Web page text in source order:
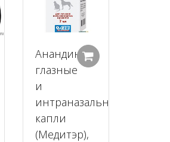
Добавить в корзину
Анандин
глазные
и
интраназальные
капли
(Медитэр),